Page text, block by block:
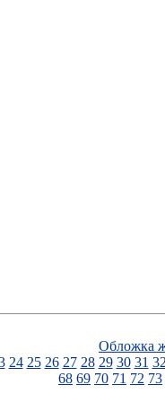
Обложка
24 25 26 27 28 29 30 31 32
68 69 70 71 72 73